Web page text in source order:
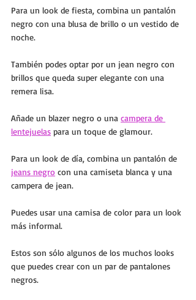
Para un look de fiesta, combina un pantalón
negro con una blusa de brillo o un vestido de
noche.
También podes optar por un jean negro con
brillos que queda super elegante con una
remera lisa.
Añade un blazer negro o una campera de
lentejuelas para un toque de glamour.
Para un look de día, combina un pantalón de
jeans negro con una camiseta blanca y una
campera de jean.
Puedes usar una camisa de color para un look
más informal.
Estos son sólo algunos de los muchos looks
que puedes crear con un par de pantalones
negros.